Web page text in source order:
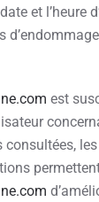
et l’heure
est